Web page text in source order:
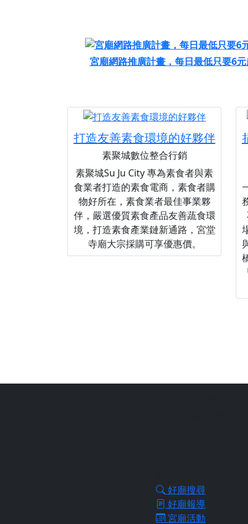
宮廟網路推廣計畫，每日最低只要6元
打造友善素食環境的好夥伴
素聚城數位整合行銷
素聚城Su Ju City 專為素食者與素
食業者打造的素食電商，素食者購
物好所在，素食業者最佳事業夥
伴，嚴選優質素食產品友善蔬食環
境，打造素食產業鏈新通路，宮堂
寺廟大宗採購可享優惠價。
好廟搜尋
好廟報導
宮廟活動